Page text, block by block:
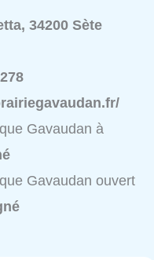
34200 Sète
Gavaudan à
Gavaudan ouvert